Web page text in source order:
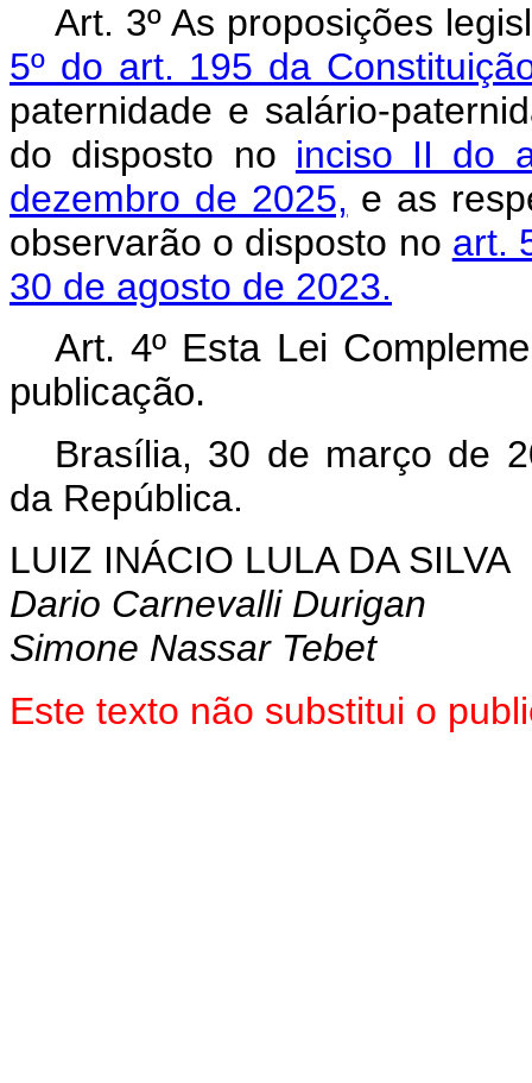
Art. 3º As proposições
5º do art. 195 da
paternidade e salário-
do disposto no inciso II do
dezembro de 2025, e as
observarão o disposto no art.
30 de agosto de 2023.
Art. 4º Esta Lei
publicação.
Brasília, 30 de março de
da República.
LUIZ INÁCIO LULA DA SILVA
Dario Carnevalli Durigan
Simone Nassar Tebet
Este texto não substitui o